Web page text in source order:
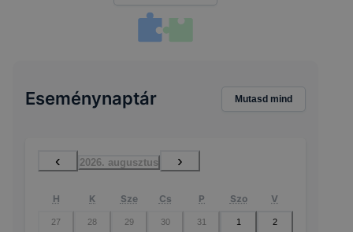
Eseménynaptár Mutasd mind
‹ 2026. augusztus ›
H K Sze Cs P Szo V
27 28 29 30 31 1 2